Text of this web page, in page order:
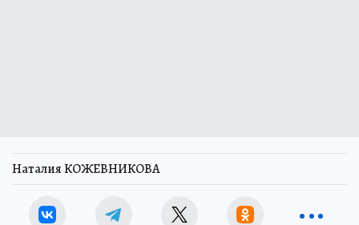
Наталия КОЖЕВНИКОВА